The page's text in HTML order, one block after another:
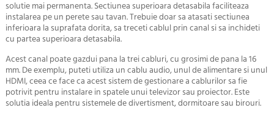
solutie mai permanenta. Sectiunea superioara detasabila faciliteaza
instalarea pe un perete sau tavan. Trebuie doar sa atasati sectiunea
inferioara la suprafata dorita, sa treceti cablul prin canal si sa inchideti
cu partea superioara detasabila.
Acest canal poate gazdui pana la trei cabluri, cu grosimi de pana la 16
mm. De exemplu, puteti utiliza un cablu audio, unul de alimentare si unul
HDMI, ceea ce face ca acest sistem de gestionare a cablurilor sa fie
potrivit pentru instalare in spatele unui televizor sau proiector. Este
solutia ideala pentru sistemele de divertisment, dormitoare sau birouri.